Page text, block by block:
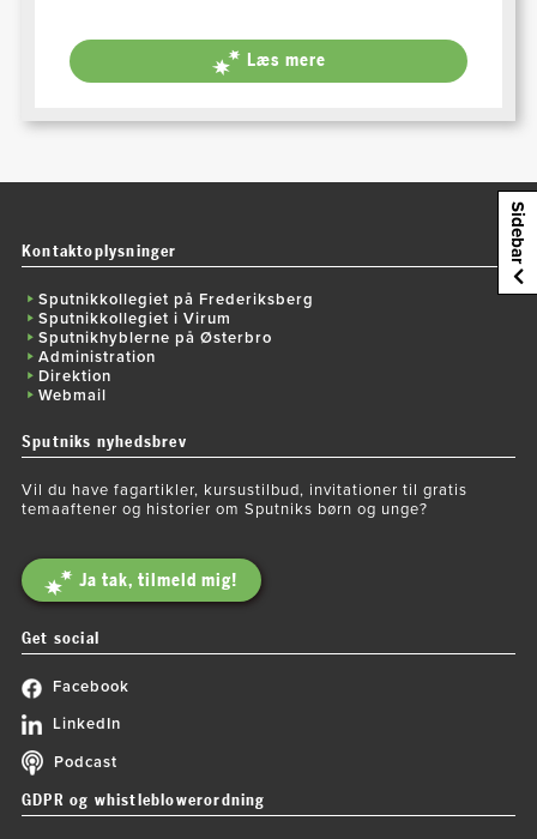
Sidebar
Læs mere
Kontaktoplysninger
Sputnikkollegiet på Frederiksberg
Sputnikkollegiet i Virum
Sputnikhyblerne på Østerbro
Administration
Direktion
Webmail
Sputniks nyhedsbrev
Vil du have fagartikler, kursustilbud, invitationer til gratis
temaaftener og historier om Sputniks børn og unge?
Ja tak, tilmeld mig!
Get social
Facebook
LinkedIn
Podcast
GDPR og whistleblowerordning